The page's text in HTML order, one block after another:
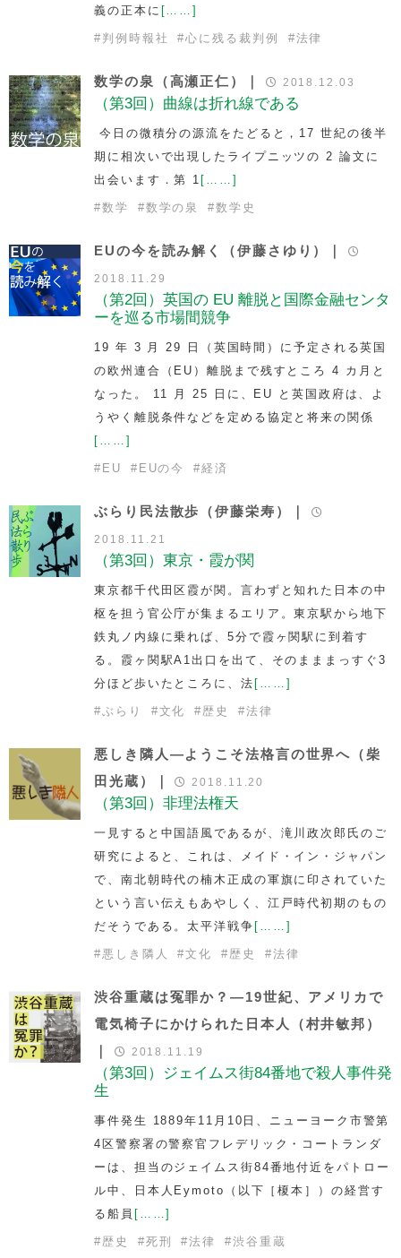
義の正本に [……]
# 判例時報社 #心に残る裁判例 #法律
数学の泉（高瀬正仁）｜ 2018.12.03
（第3回）曲線は折れ線である
今日の微積分の源流をたどると，17 世紀の後半
期に相次いで出現したライプニッツの 2 論文に
出会います．第 1 [……]
#数学 #数学の泉 #数学史
EUの今を読み解く（伊藤さゆり）｜
2018.11.29
（第2回）英国の EU 離脱と国際金融センタ
ーを巡る市場間競争
19 年 3 月 29 日（英国時間）に予定される英国
の欧州連合（EU）離脱まで残すところ 4 カ月と
なった。 11 月 25 日に、EU と英国政府は、よ
うやく離脱条件などを定める協定と将来の関係
[……]
# EU # EUの今 #経済
ぶらり民法散歩（伊藤栄寿）｜
2018.11.21
（第3回）東京・霞が関
東京都千代田区霞が関。言わずと知れた日本の中
枢を担う官公庁が集まるエリア。東京駅から地下
鉄丸ノ内線に乗れば、5分で霞ヶ関駅に到着す
る。霞ヶ関駅A1出口を出て、そのまままっすぐ3
分ほど歩いたところに、法 [……]
#ぶらり #文化 # 歴史 #法律
悪しき隣人―ようこそ法格言の世界へ（柴
田光蔵）｜
2018.11.20
（第3回）非理法権天
一見すると中国語風であるが、滝川政次郎氏のご
研究によると、これは、メイド・イン・ジャパン
で、南北朝時代の楠木正成の軍旗に印されていた
という言い伝えもあやしく、江戸時代初期のもの
だそうである。太平洋戦争 [……]
# 悪しき隣人 #文化 # 歴史 #法律
渋谷重蔵は冤罪か？―19世紀、アメリカで
電気椅子にかけられた日本人（村井敏邦）
2018.11.19
（第3回）ジェイムス街84番地で殺人事件発
生
事件発生 1889年11月10日、ニューヨーク市警第
4区警察署の警察官フレデリック・コートランダ
ーは、担当のジェイムス街84番地付近をパトロー
ル中、日本人Eymoto（以下［榎本］）の経営す
る船員 [……]
# 歴史 #死刑 #法律 #渋谷重蔵